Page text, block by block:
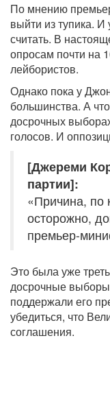
По мнению
выйти из тупика. И
считать. В
опросам почти на
лейбористов.
Однако пока у
большинства. А
досрочных
голосов. И
[Джереми
партии]:
«Причина, по
осторожно,
премьер-
Это была уже
досрочные
поддержали его
убедиться, что
соглашения.